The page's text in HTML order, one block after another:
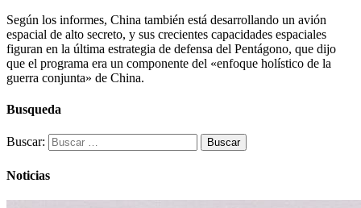
Según los informes, China también está desarrollando un avión
espacial de alto secreto, y sus crecientes capacidades espaciales
figuran en la última estrategia de defensa del Pentágono, que dijo
que el programa era un componente del «enfoque holístico de la
guerra conjunta» de China.
Busqueda
Buscar:
Noticias